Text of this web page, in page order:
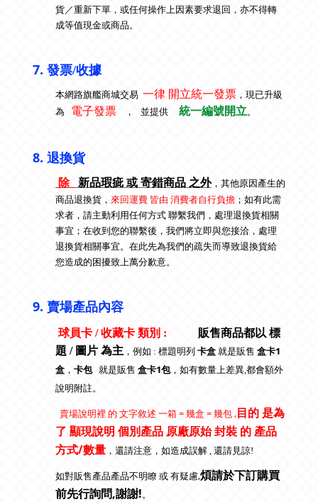
貨／重新下單，或任何操作上因素要求退回，亦不得轉
成等值現金或商品。
7. 發票/收據
本網路旗艦商城交易 一律 開立統一發票 ，現已升級
為 電子發票 ， 並提供 統一編號開立 。
8. 退換貨
除 新品瑕疵 或 寄錯商品 之外，其他原因產生的
商品退換貨 ， 來回運費 皆由 消費者自行負擔 ；如有此需
求者 ， 請主動利用任何方式 聯繫我們，處理退換貨相關
事宜 ；在收到您的聯繫後，我們將立即與您接洽，處理
退換貨相關事宜。在此先為我們的疏失而導致退換貨給
您造成的困擾致上萬分歉意。
9. 賣場產品內容
球員卡 / 收藏卡 類別 :
販售商品都以 標
題 / 圖片 為主 ，例如 : 標題明列 卡盒 就是販售 盒卡1
盒 ， 卡包 就是販售 盒卡1包， 如有數量上差異,都會額外
說明附註 。
賣場說明裡 的 文字敘述 一箱 = 幾盒 = 幾包 ,目的 是為
了 顯現說明 個別產品 原廠原始 封裝 的 產品
方式/數量 ， 還請注意 ，如造成誤解 , 還請見諒!
如對販售產品產品不明瞭 或 有疑慮,煩請於下訂購買
前先行詢問,謝謝! 。